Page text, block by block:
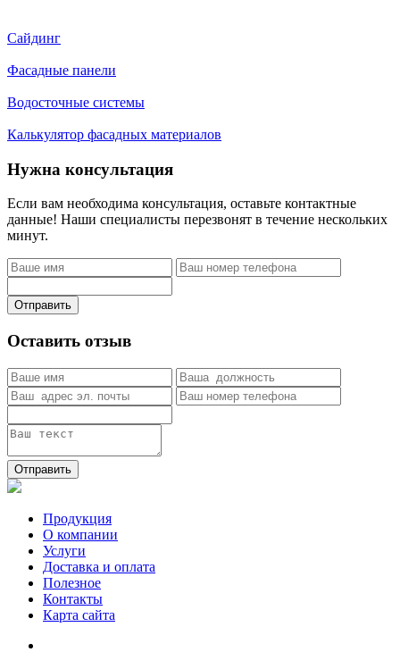
Сайдинг
Фасадные панели
Водосточные системы
Калькулятор фасадных материалов
Нужна консультация
Если вам необходима консультация, оставьте контактные
данные! Наши специалисты перезвонят в течение нескольких
минут.
Отправить
Оставить отзыв
Отправить
Продукция
О компании
Услуги
Доставка и оплата
Полезное
Контакты
Карта сайта